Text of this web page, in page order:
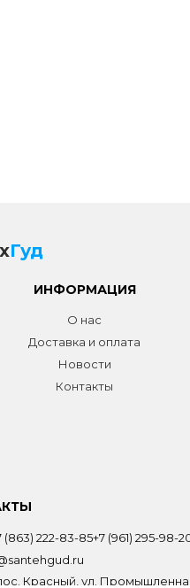
Гуд
ИНФОРМАЦИЯ
О нас
Доставка и оплата
Новости
Контакты
(863) 222-83-85+7 (961) 295-98-
Красный, ул.